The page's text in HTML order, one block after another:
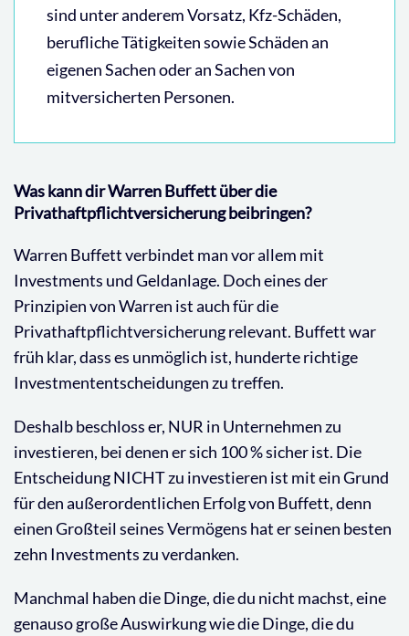
sind unter anderem Vorsatz, Kfz-Schäden,
berufliche Tätigkeiten sowie Schäden an
eigenen Sachen oder an Sachen von
mitversicherten Personen.
Was kann dir Warren Buffett über die
Privathaftpflichtversicherung beibringen?
Warren Buffett verbindet man vor allem mit
Investments und Geldanlage. Doch eines der
Prinzipien von Warren ist auch für die
Privathaftpflichtversicherung relevant. Buffett war
früh klar, dass es unmöglich ist, hunderte richtige
Investmententscheidungen zu treffen.
Deshalb beschloss er, NUR in Unternehmen zu
investieren, bei denen er sich 100 % sicher ist. Die
Entscheidung NICHT zu investieren ist mit ein Grund
für den außerordentlichen Erfolg von Buffett, denn
einen Großteil seines Vermögens hat er seinen besten
zehn Investments zu verdanken.
Manchmal haben die Dinge, die du nicht machst, eine
genauso große Auswirkung wie die Dinge, die du